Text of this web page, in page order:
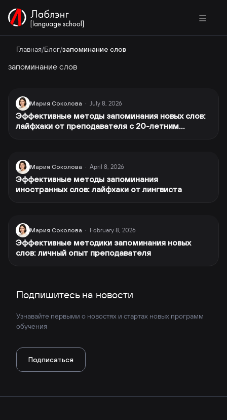
Главная/Блог/запоминание слов
запоминание слов
Мария Соколова · July 8, 2026
Эффективные методы запоминания новых слов:
лайфхаки от преподавателя с 20-летним
Мария Соколова · April 8, 2026
Эффективные методы запоминания
иностранных слов: лайфхаки от лингвиста
Мария Соколова · February 8, 2026
Эффективные методики запоминания новых
слов: личный опыт преподавателя
Подпишитесь на новости
Узнавайте первыми о новостях и стартах новых программ
обучения
Подписаться